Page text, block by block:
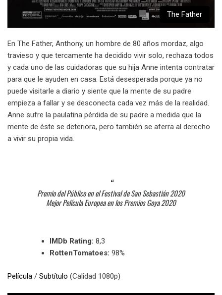
The Father
En The Father, Anthony, un hombre de 80 años mordaz, algo
travieso y que tercamente ha decidido vivir solo, rechaza todos
y cada uno de las cuidadoras que su hija Anne intenta contratar
para que le ayuden en casa. Está desesperada porque ya no
puede visitarle a diario y siente que la mente de su padre
empieza a fallar y se desconecta cada vez más de la realidad.
Anne sufre la paulatina pérdida de su padre a medida que la
mente de éste se deteriora, pero también se aferra al derecho
a vivir su propia vida.
Premio del Público en el Festival de San Sebastián 2020
Mejor Película Europea en los Premios Goya 2020
IMDb Rating: 8,3
RottenTomatoes: 98%
Película / Subtítulo (Calidad 1080p)